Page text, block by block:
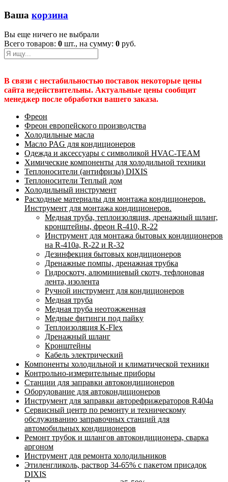
Ваша корзина
Вы еще ничего не выбрали
Всего товаров: 0 шт., на сумму: 0 руб.
В связи с нестабильностью поставок некоторые цены
сайта недействительны. Актуальные цены сообщит
менеджер после обработки вашего заказа.
Фреон
Фреон европейского производства
Холодильные масла
Масло PAG для кондиционеров
Одежда и аксессуары с символикой HVAC-TEAM
Химические компоненты для холодильной техники
Теплоносители (антифризы) DIXIS
Теплоносители Теплый дом
Холодильный инструмент
Расходные материалы для монтажа кондиционеров.
Инструмент для монтажа кондиционеров.
Медная труба, теплоизоляция, дренажный шланг,
кронштейны, фреон R-410, R-22
Инструмент для монтажа бытовых кондиционеров
на R-410а, R-22 и R-32
Дезинфекция бытовых кондиционеров
Дренажные помпы, дренажная трубка
Гидроскотч, алюминиевый скотч, тефлоновая
лента, изолента
Ручной инструмент для кондиционеров
Медная труба
Медная труба неотожженная
Медные фитинги под пайку
Теплоизоляция K-Flex
Дренажный шланг
Кронштейны
Кабель электрический
Компоненты холодильной и климатической техники
Контрольно-измерительные приборы
Станции для заправки автокондиционеров
Оборудование для автокондиционеров
Инструмент для заправки авторефрижераторов R404a
Сервисный центр по ремонту и техническому
обслуживанию заправочных станций для
автомобильных кондиционеров
Ремонт трубок и шлангов автокондиционера, сварка
аргоном
Инструмент для ремонта холодильников
Этиленгликоль, раствор 34-65% с пакетом присадок
DIXIS